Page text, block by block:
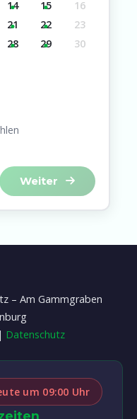
14 15
16
21 22
23
28 29
30
Weiter
– Am Gammgraben
Datenschutz
um 09:00 Uhr